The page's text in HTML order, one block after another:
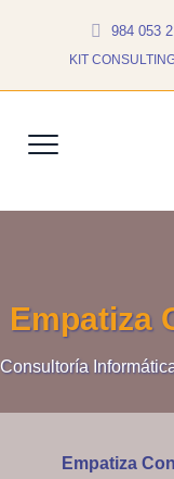
984 053
KIT
Empatiza
Consultoría
Empatiza